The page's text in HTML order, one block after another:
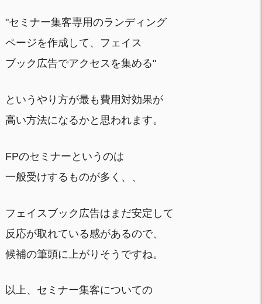
"セミナー集客専用のランディング
ページを作成して、フェイス
ブック広告でアクセスを集める"
というやり方が最も費用対効果が
高い方法になるかと思われます。
FPのセミナーというのは
一般受けするものが多く、、
フェイスブック広告はまだ安定して
反応が取れている感があるので、
候補の筆頭に上がりそうですね。
以上、セミナー集客についての